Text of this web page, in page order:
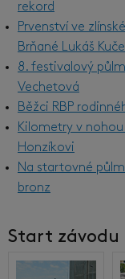
rekord
Prvenství ve
Brňané Lukáš
8. festivalový
Vechetová
Běžci RBP
Kilometry v
Honzíkovi
Na startovné
bronz
Start závodu